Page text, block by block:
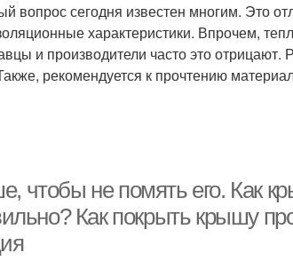
вопрос сегодня известен многим. Это
характеристики. Впрочем,
и производители часто это отрицают.
рекомендуется к прочтению
чтобы не помять его. Как
Как покрыть крышу